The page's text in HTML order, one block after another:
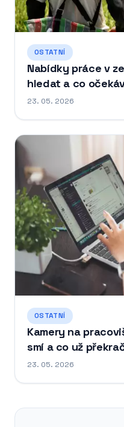
OSTATNÍ
Nabídky práce v
hledat a co
23. 05. 2026
OSTATNÍ
Kamery na
smí a co už
23. 05. 2026